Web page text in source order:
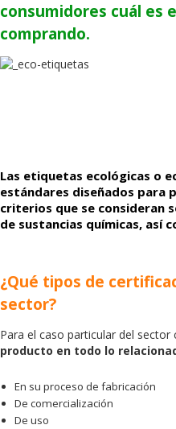
consumidores cuál es
comprando.
Las etiquetas ecológicas o
estándares diseñados para
criterios que se consideran
de sustancias químicas, así
¿Qué tipos de
sector?
Para el caso particular del
producto en todo lo
En su proceso de fabricación
De comercialización
De uso